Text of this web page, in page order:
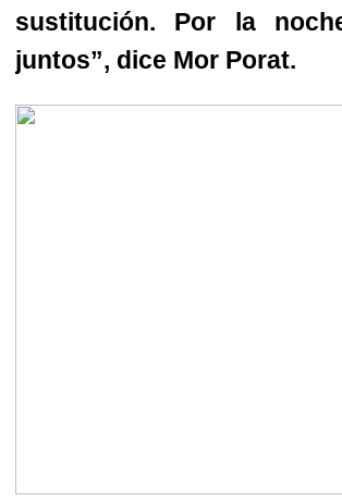
sustitución. Por la
juntos”, dice Mor Porat.